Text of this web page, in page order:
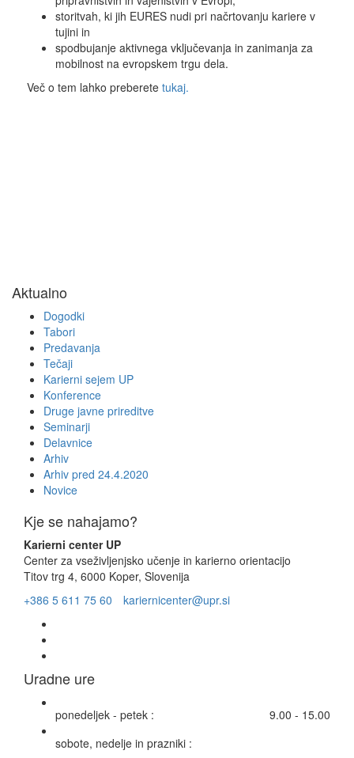
storitvah, ki jih EURES nudi pri načrtovanju kariere v
tujini in
spodbujanje aktivnega vključevanja in zanimanja za
mobilnost na evropskem trgu dela.
Več o tem lahko preberete tukaj.
Aktualno
Dogodki
Tabori
Predavanja
Tečaji
Karierni sejem UP
Konference
Druge javne prireditve
Seminarji
Delavnice
Arhiv
Arhiv pred 24.4.2020
Novice
Kje se nahajamo?
Karierni center UP
Center za vseživljenjsko učenje in karierno orientacijo
Titov trg 4, 6000 Koper, Slovenija
+386 5 611 75 60
kariernicenter@upr.si
Uradne ure
ponedeljek - petek :
9.00 - 15.00
sobote, nedelje in prazniki :